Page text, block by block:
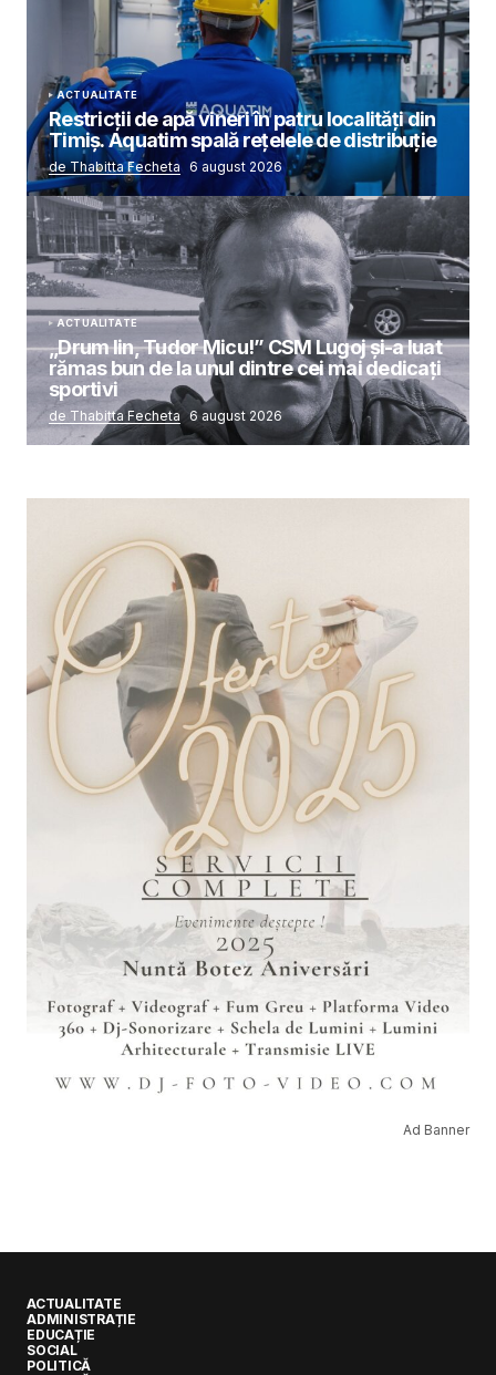
ACTUALITATE
Restricții de apă vineri în patru localități din
Timiș. Aquatim spală rețelele de distribuție
de Thabitta Fecheta 6 august 2026
ACTUALITATE
„Drum lin, Tudor Micu!” CSM Lugoj și-a luat
rămas bun de la unul dintre cei mai dedicați
sportivi
de Thabitta Fecheta 6 august 2026
Ad Banner
ACTUALITATE
ADMINISTRAȚIE
EDUCAȚIE
SOCIAL
POLITICĂ